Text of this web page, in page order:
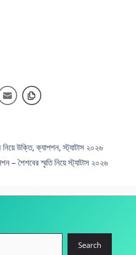
উক্তি, ক্যাপশন, স্ট্যাটাস ২০২৬
– শৈশবের স্মৃতি নিয়ে স্ট্যাটাস ২০২৬
Search